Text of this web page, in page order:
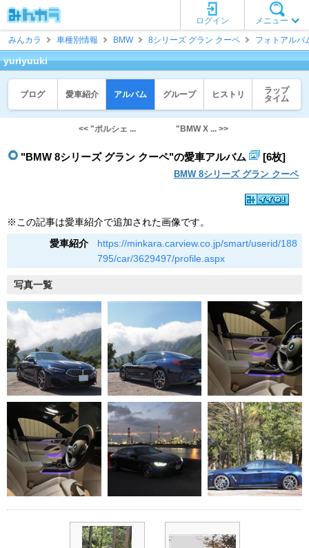
メニュー
ログイン
みんカラ
車種別情報 BMW 8シリーズ グラン クーペ フォトアルバ
yuriyuuki
ブログ 愛車紹介 アルバム グループ ヒストリ
ラップ
タイム
<< "ポルシェ ... "BMW X ... >>
"BMW 8シリーズ グラン クーペ"の愛車アルバム [6枚]
BMW 8シリーズ グラン クーペ
※この記事は愛車紹介で追加された画像です。
愛車紹介
https://minkara.carview.co.jp/smart/userid/188
795/car/3629497/profile.aspx
写真一覧